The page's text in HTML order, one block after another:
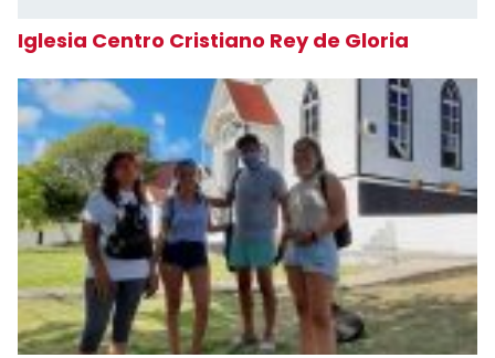
Iglesia Centro Cristiano Rey de Gloria